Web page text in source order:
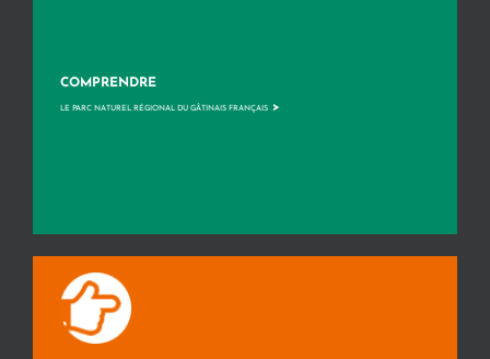
COMPRENDRE
LE PARC NATUREL RÉGIONAL DU GÂTINAIS FRANÇAIS >